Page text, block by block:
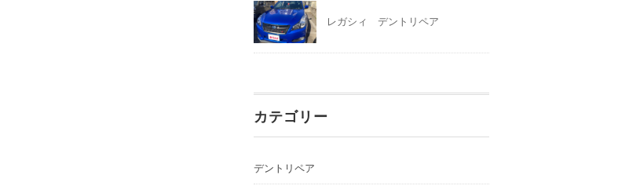
レガシィ デントリペア
カテゴリー
デントリペア